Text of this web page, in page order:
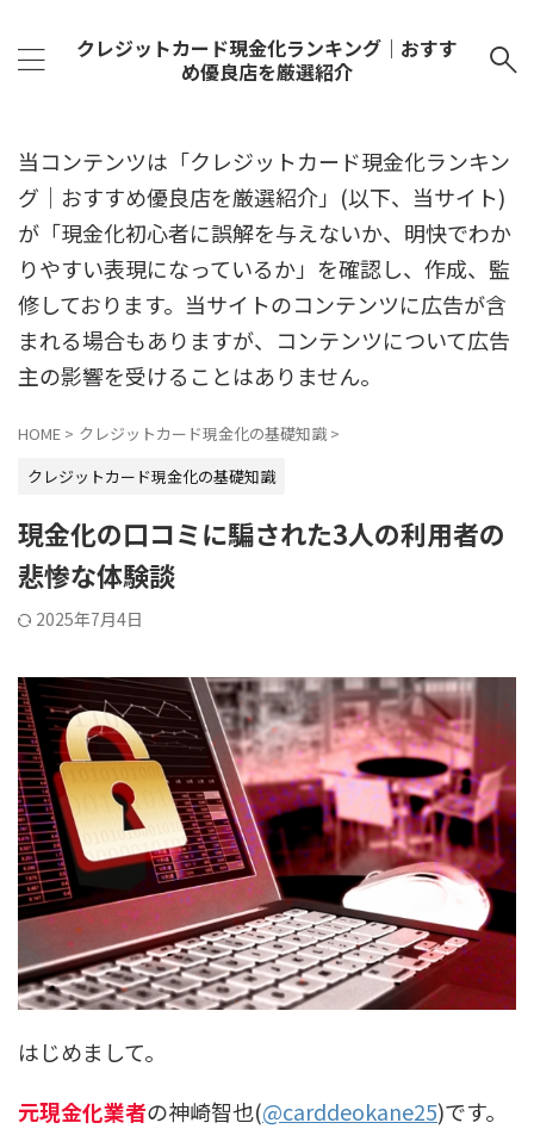
クレジットカード現金化ランキング｜おすす
め優良店を厳選紹介
当コンテンツは「クレジットカード現金化ランキン
グ｜おすすめ優良店を厳選紹介」(以下、当サイト)
が「現金化初心者に誤解を与えないか、明快でわか
りやすい表現になっているか」を確認し、作成、監
修しております。当サイトのコンテンツに広告が含
まれる場合もありますが、コンテンツについて広告
主の影響を受けることはありません。
HOME > クレジットカード現金化の基礎知識 >
クレジットカード現金化の基礎知識
現金化の口コミに騙された3人の利用者の
悲惨な体験談
2025年7月4日
はじめまして。
元現金化業者の神崎智也(@carddeokane25)です。